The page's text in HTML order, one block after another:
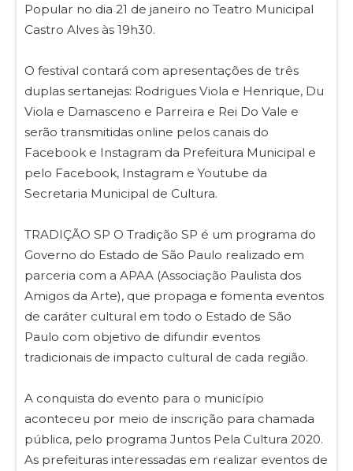
Popular no dia 21 de janeiro no Teatro Municipal
Castro Alves às 19h30.
O festival contará com apresentações de três
duplas sertanejas: Rodrigues Viola e Henrique, Du
Viola e Damasceno e Parreira e Rei Do Vale e
serão transmitidas online pelos canais do
Facebook e Instagram da Prefeitura Municipal e
pelo Facebook, Instagram e Youtube da
Secretaria Municipal de Cultura.
TRADIÇÃO SP O Tradição SP é um programa do
Governo do Estado de São Paulo realizado em
parceria com a APAA (Associação Paulista dos
Amigos da Arte), que propaga e fomenta eventos
de caráter cultural em todo o Estado de São
Paulo com objetivo de difundir eventos
tradicionais de impacto cultural de cada região.
A conquista do evento para o município
aconteceu por meio de inscrição para chamada
pública, pelo programa Juntos Pela Cultura 2020.
As prefeituras interessadas em realizar eventos de